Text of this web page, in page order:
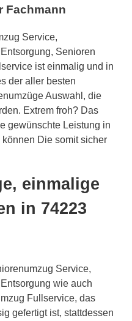
Fachmann
Service,
Senioren
ist einmalig und in
der aller besten
Auswahl, die
Extrem froh? Das
gewünschte Leistung in
Die somit sicher
einmalige
in 74223
Service,
wie auch
Fullservice, das
gefertigt ist, stattdessen